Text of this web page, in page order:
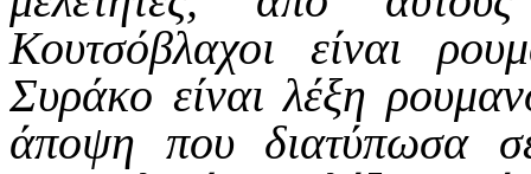
Κουτσόβλαχοι είναι
Συράκο είναι λέξη
άποψη που διατύπωσα